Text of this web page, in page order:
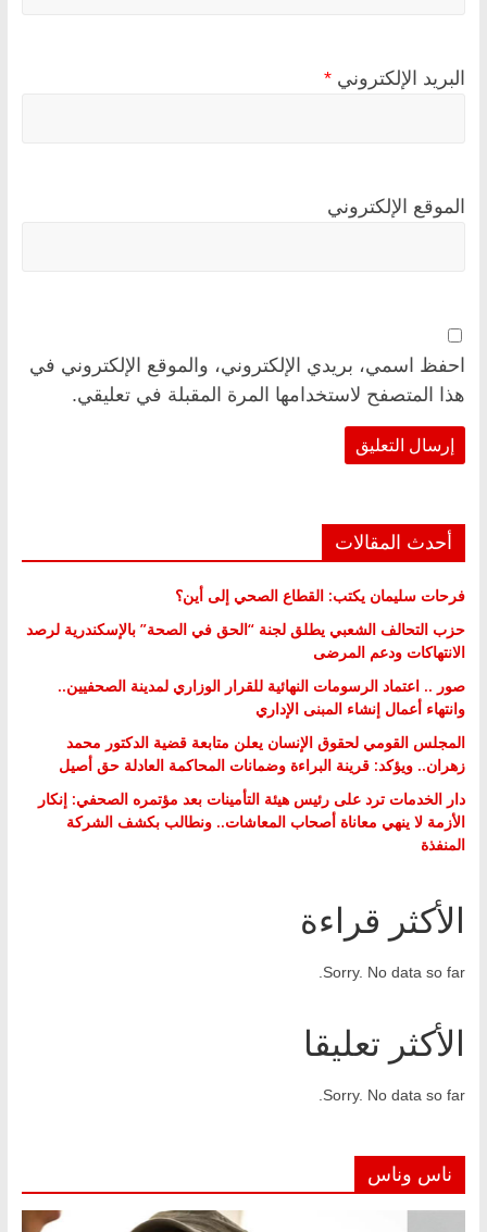
البريد الإلكتروني *
الموقع الإلكتروني
احفظ اسمي، بريدي الإلكتروني، والموقع الإلكتروني في
هذا المتصفح لاستخدامها المرة المقبلة في تعليقي.
أحدث المقالات
فرحات سليمان يكتب: القطاع الصحي إلى أين؟
حزب التحالف الشعبي يطلق لجنة “الحق في الصحة” بالإسكندرية لرصد
الانتهاكات ودعم المرضى
صور .. اعتماد الرسومات النهائية للقرار الوزاري لمدينة الصحفيين..
وانتهاء أعمال إنشاء المبنى الإداري
المجلس القومي لحقوق الإنسان يعلن متابعة قضية الدكتور محمد
زهران.. ويؤكد: قرينة البراءة وضمانات المحاكمة العادلة حق أصيل
دار الخدمات ترد على رئيس هيئة التأمينات بعد مؤتمره الصحفي: إنكار
الأزمة لا ينهي معاناة أصحاب المعاشات.. ونطالب بكشف الشركة
المنفذة
الأكثر قراءة
Sorry. No data so far.
الأكثر تعليقا
Sorry. No data so far.
ناس وناس